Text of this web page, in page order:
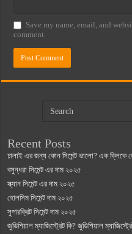
Save my name, email, and
comment.
Recent Posts
ঢালাই এর জন্য কোন সিমেন্ট ভালো? এক ক্লিকে
বসুন্ধরা সিমেন্ট এর দাম ২০২৫
স্ক্যান সিমেন্ট এর দাম ২০২৫
হোলসিম সিমেন্ট দাম ২০২৫
সুপারক্রিট সিমেন্ট দাম ২০২৫
জুডিশিয়াল ম্যাজিস্ট্রেট কি? জুডিশিয়াল